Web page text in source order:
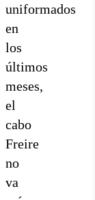
uniformados
en
los
últimos
meses,
el
cabo
Freire
no
va